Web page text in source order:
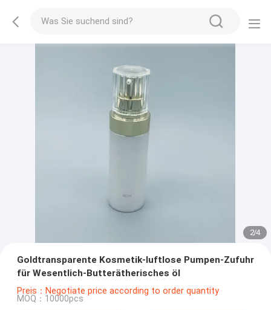
2/4
Goldtransparente Kosmetik-luftlose Pumpen-Zufuhr
für Wesentlich-Butterätherisches öl
Preis：Negotiate price according to order quantity
MOQ：10000pcs